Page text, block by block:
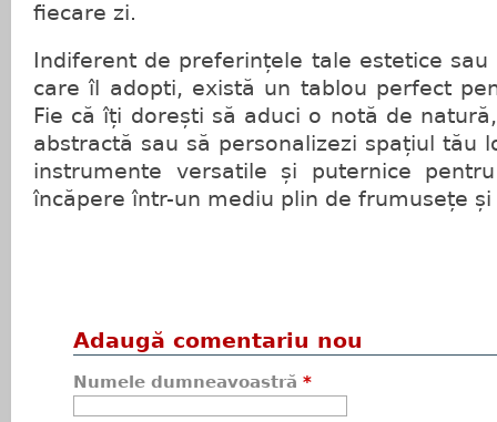
fiecare zi.
Indiferent de preferințele tale estetice
care îl adopti, există un tablou perfect
Fie că îți dorești să aduci o notă de
abstractă sau să personalizezi spațiul tău
instrumente versatile și puternice
încăpere într-un mediu plin de frumusețe
Adaugă comentariu nou
Numele dumneavoastră *